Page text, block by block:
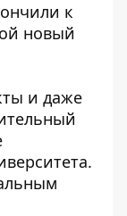
к
новый
и даже